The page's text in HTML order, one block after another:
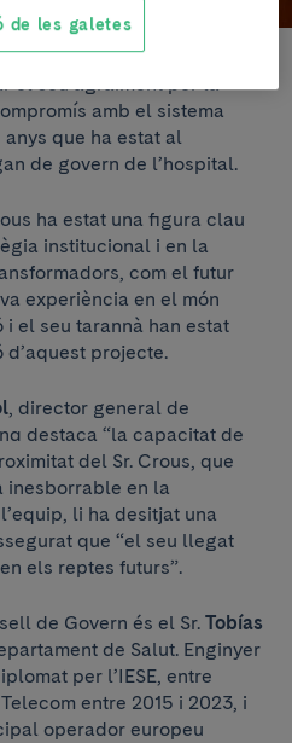
el seu agraïment per la
amb el sistema
que ha estat al
de govern de l’hospital.
ha estat una figura clau
institucional i en la
com el futur
experiència en el món
el seu tarannà han estat
projecte.
, director general de
destaca “la capacitat de
del Sr. Crous, que
inesborrable en la
li ha desitjat una
que “el seu llegat
els reptes futurs”.
de Govern és el Sr. Tobías
de Salut. Enginyer
per l’IESE, entre
entre 2015 i 2023, i
operador europeu
de les galetes